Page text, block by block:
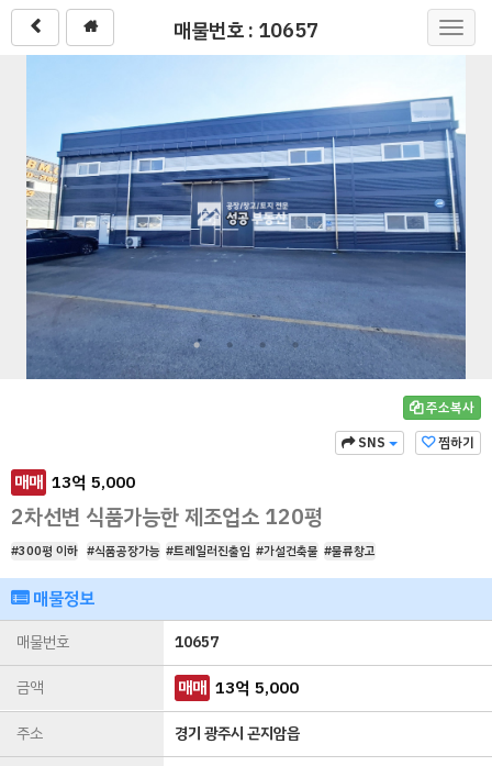
매물번호 : 10657
주소복사
찜하기
SNS
매매 13억 5,000
2차선변 식품가능한 제조업소 120평
#300평 이하 #식품공장가능 #트레일러진출입 #가설건축물 #물류창고
매물정보
매물번호
10657
금액
매매 13억 5,000
주소 경기 광주시 곤지암읍